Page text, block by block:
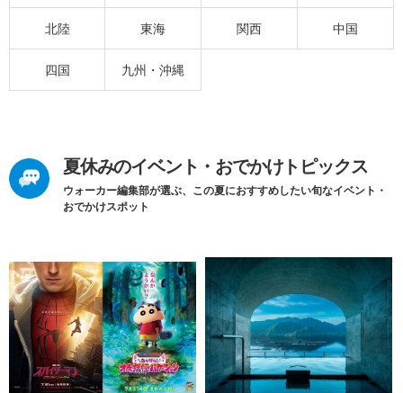
北陸 東海 関西 中国
四国 九州・沖縄
夏休みのイベント・おでかけトピックス
ウォーカー編集部が選ぶ、この夏におすすめしたい旬なイベント・
おでかけスポット